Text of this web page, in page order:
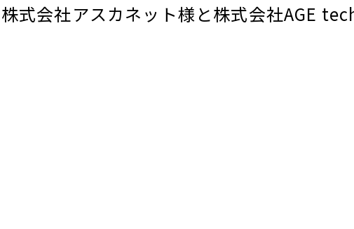
株式会社アスカネット様と株式会社AGE